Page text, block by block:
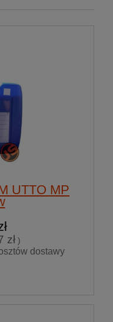
UTTO MP
zł)
dostawy